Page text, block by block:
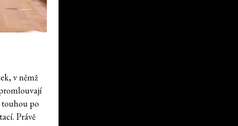
v němž
touhou po
Právě